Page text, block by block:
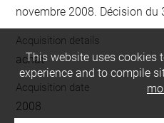
novembre 2008. Décision du
Acquisition details
achat
Acquisition date
2008
This website uses cookies
experience and to compile